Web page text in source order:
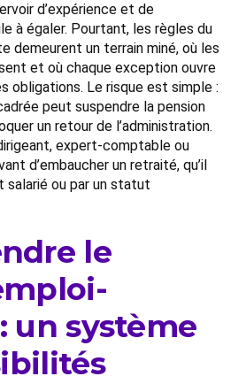
d’expérience et de
à égaler. Pourtant, les règles du
demeurent un terrain miné, où les
et où chaque exception ouvre
obligations. Le risque est simple :
peut suspendre la pension
un retour de l’administration.
expert-comptable ou
d’embaucher un retraité, qu’il
salarié ou par un statut
le
un système